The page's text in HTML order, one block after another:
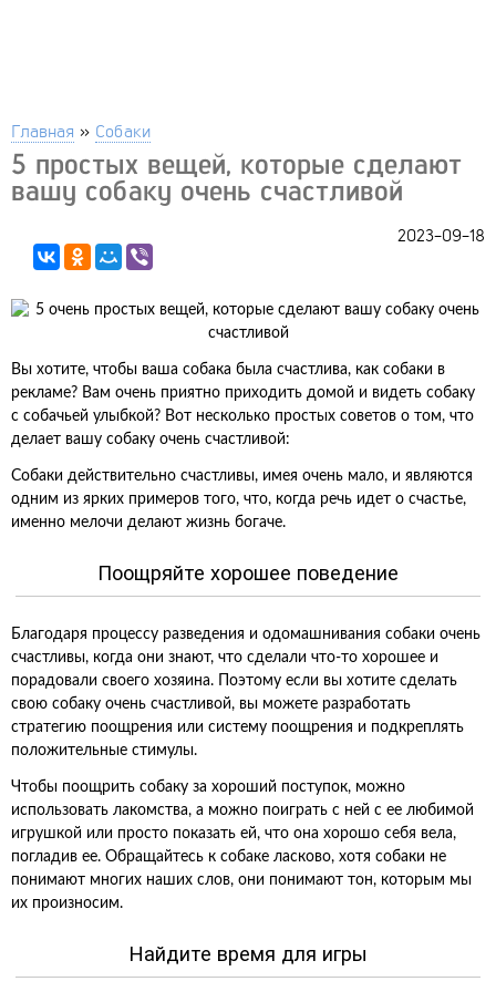
Главная » Собаки
5 простых вещей, которые сделают
вашу собаку очень счастливой
2023-09-18
Вы хотите, чтобы ваша собака была счастлива, как собаки в
рекламе? Вам очень приятно приходить домой и видеть собаку
с собачьей улыбкой? Вот несколько простых советов о том, что
делает вашу собаку очень счастливой:
Собаки действительно счастливы, имея очень мало, и являются
одним из ярких примеров того, что, когда речь идет о счастье,
именно мелочи делают жизнь богаче.
Поощряйте хорошее поведение
Благодаря процессу разведения и одомашнивания собаки очень
счастливы, когда они знают, что сделали что-то хорошее и
порадовали своего хозяина. Поэтому если вы хотите сделать
свою собаку очень счастливой, вы можете разработать
стратегию поощрения или систему поощрения и подкреплять
положительные стимулы.
Чтобы поощрить собаку за хороший поступок, можно
использовать лакомства, а можно поиграть с ней с ее любимой
игрушкой или просто показать ей, что она хорошо себя вела,
погладив ее. Обращайтесь к собаке ласково, хотя собаки не
понимают многих наших слов, они понимают тон, которым мы
их произносим.
Найдите время для игры